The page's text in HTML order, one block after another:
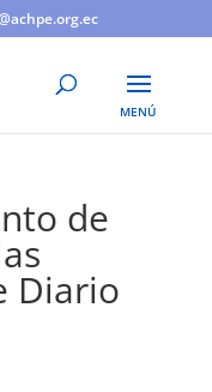
de
Diario